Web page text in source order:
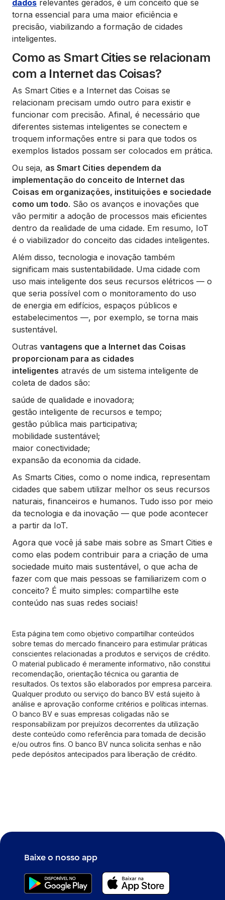
dados relevantes gerados, é um conceito que se
torna essencial para uma maior eficiência e
precisão, viabilizando a formação de cidades
inteligentes.
Como as Smart Cities se relacionam
com a Internet das Coisas?
As Smart Cities e a Internet das Coisas se
relacionam precisam umdo outro para existir e
funcionar com precisão. Afinal, é necessário que
diferentes sistemas inteligentes se conectem e
troquem informações entre si para que todos os
exemplos listados possam ser colocados em prática.
Ou seja, as Smart Cities dependem da
implementação do conceito de Internet das
Coisas em organizações, instituições e sociedade
como um todo. São os avanços e inovações que
vão permitir a adoção de processos mais eficientes
dentro da realidade de uma cidade. Em resumo, IoT
é o viabilizador do conceito das cidades inteligentes.
Além disso, tecnologia e inovação também
significam mais sustentabilidade. Uma cidade com
uso mais inteligente dos seus recursos elétricos — o
que seria possível com o monitoramento do uso
de energia em edifícios, espaços públicos e
estabelecimentos —, por exemplo, se torna mais
sustentável.
Outras vantagens que a Internet das Coisas
proporcionam para as cidades
inteligentes através de um sistema inteligente de
coleta de dados são:
saúde de qualidade e inovadora;
gestão inteligente de recursos e tempo;
gestão pública mais participativa;
mobilidade sustentável;
maior conectividade;
expansão da economia da cidade.
As Smarts Cities, como o nome indica, representam
cidades que sabem utilizar melhor os seus recursos
naturais, financeiros e humanos. Tudo isso por meio
da tecnologia e da inovação — que pode acontecer
a partir da IoT.
Agora que você já sabe mais sobre as Smart Cities e
como elas podem contribuir para a criação de uma
sociedade muito mais sustentável, o que acha de
fazer com que mais pessoas se familiarizem com o
conceito? É muito simples: compartilhe este
conteúdo nas suas redes sociais!
Esta página tem como objetivo compartilhar conteúdos
sobre temas do mercado financeiro para estimular práticas
conscientes relacionadas a produtos e serviços de crédito.
O material publicado é meramente informativo, não constitui
recomendação, orientação técnica ou garantia de
resultados. Os textos são elaborados por empresa parceira.
Qualquer produto ou serviço do banco BV está sujeito à
análise e aprovação conforme critérios e políticas internas.
O banco BV e suas empresas coligadas não se
responsabilizam por prejuízos decorrentes da utilização
deste conteúdo como referência para tomada de decisão
e/ou outros fins. O banco BV nunca solicita senhas e não
pede depósitos antecipados para liberação de crédito.
Baixe o nosso app